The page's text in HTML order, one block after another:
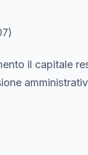
il capitale